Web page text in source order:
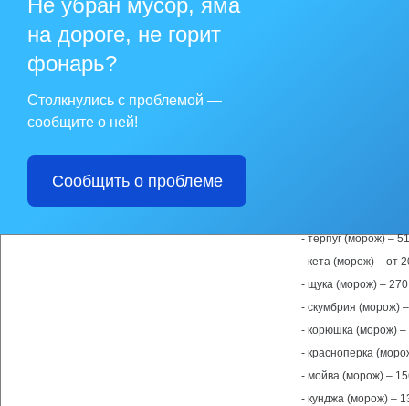
Не убран мусор, яма
на дороге, не горит
фонарь?
Столкнулись с проблемой —
сообщите о ней!
Сообщить о проблеме
- терпуг (морож) –
- кета (морож) – от
- щука (морож) –
- скумбрия (морож)
- корюшка (морож) –
- красноперка
- мойва (морож) –
- кунджа (морож) –